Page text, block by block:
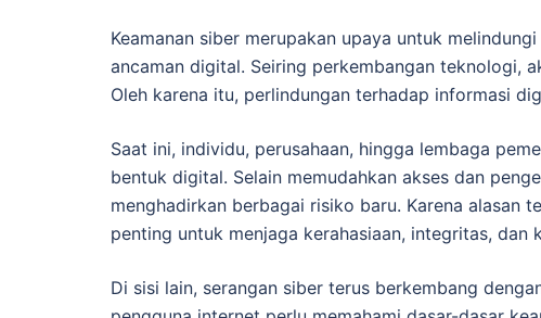
Keamanan siber merupakan upaya untuk
ancaman digital. Seiring perkembangan teknologi,
Oleh karena itu, perlindungan terhadap informasi
Saat ini, individu, perusahaan, hingga lembaga
bentuk digital. Selain memudahkan akses dan
menghadirkan berbagai risiko baru. Karena alasan
penting untuk menjaga kerahasiaan, integritas, dan
Di sisi lain, serangan siber terus berkembang